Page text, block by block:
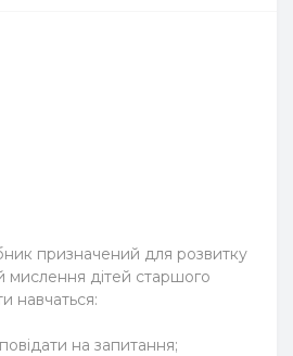
призначений для розвитку
мислення дітей старшого
навчаться:
на запитання;